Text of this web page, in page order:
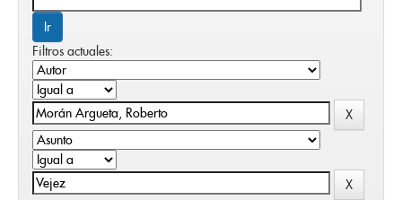
Filtros actuales: